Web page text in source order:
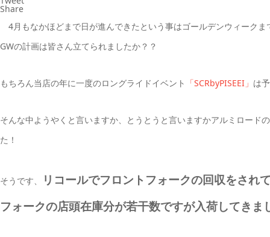
Share
4月もなかほどまで日が進んできたという事はゴールデンウィークま
GWの計画は皆さん立てられましたか？？
もちろん当店の年に一度のロングライドイベント 「SCRbyPISEEI」 は
そんな中ようやくと言いますか、とうとうと言いますかアルミロード
た！
そうです、
リコールでフロントフォークの回収をされ
フォークの店頭在庫分が若干数ですが入荷してきま